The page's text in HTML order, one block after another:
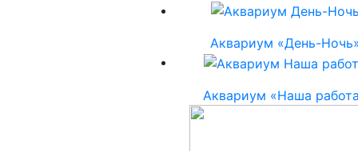
Аквариум «День-
Аквариум «Наша